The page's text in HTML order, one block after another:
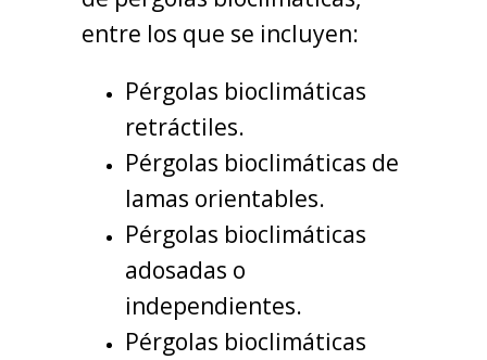
entre los que se incluyen:
Pérgolas bioclimáticas
retráctiles.
Pérgolas bioclimáticas de
lamas orientables.
Pérgolas bioclimáticas
adosadas o
independientes.
Pérgolas bioclimáticas